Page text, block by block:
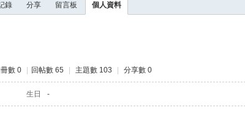
錄 分享 留言板 個人資料
數 0 回帖數 65 主題數 103 分享數 0
生日 -